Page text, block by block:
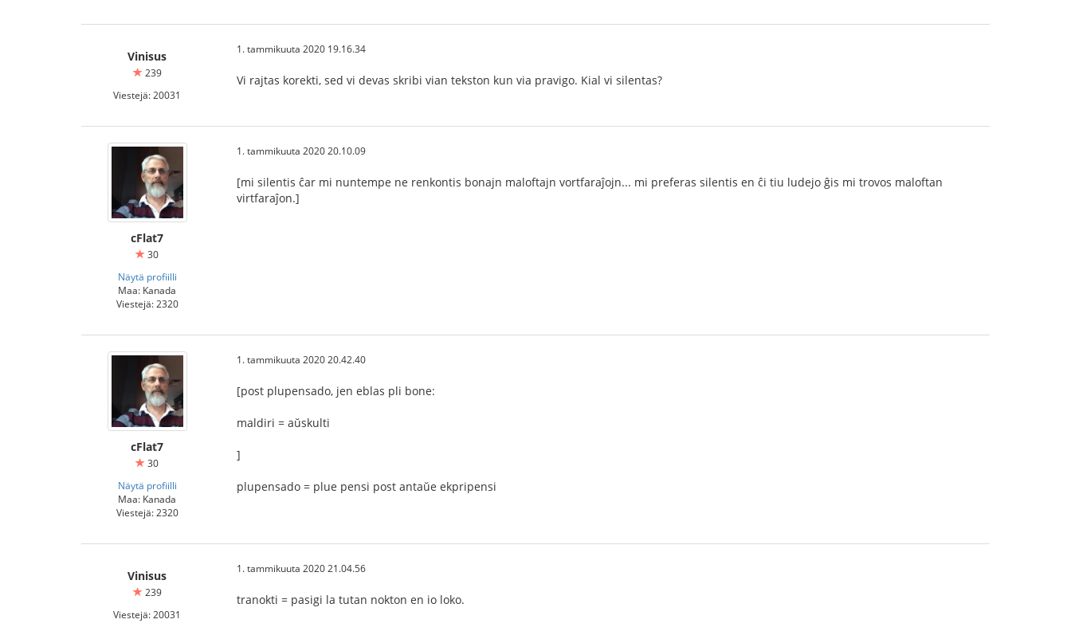
Vinisus
239
Viestejä: 20031
1. tammikuuta 2020 19.16.34
Vi rajtas korekti, sed vi devas skribi vian tekston kun via pravigo. Kial vi silentas?
cFlat7
30
Näytä profiilli
Maa: Kanada
Viestejä: 2320
1. tammikuuta 2020 20.10.09
[mi silentis ĉar mi nuntempe ne renkontis bonajn maloftajn vortfaraĵojn... mi preferas silentis en ĉi tiu ludejo ĝis mi trovos maloftan
virtfaraĵon.]
cFlat7
30
Näytä profiilli
Maa: Kanada
Viestejä: 2320
1. tammikuuta 2020 20.42.40
[post plupensado, jen eblas pli bone:
maldiri = aŭskulti
]
plupensado = plue pensi post antaŭe ekpripensi
Vinisus
239
Viestejä: 20031
1. tammikuuta 2020 21.04.56
tranokti = pasigi la tutan nokton en io loko.